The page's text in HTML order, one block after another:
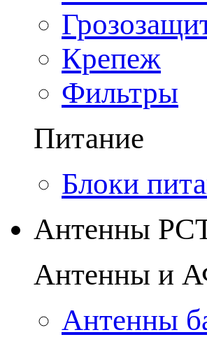
Крепеж
Фильтры
Питание
Блоки
Антенны
Антенны и
Антенны